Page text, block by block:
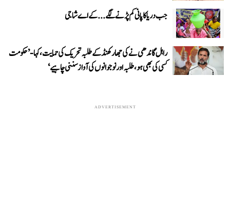
جب دریا کا پانی کم پڑنے لگے...کے اے شاجی
راہل گاندھی نے کی جھارکھنڈ کے طلبہ تحریک کی حمایت، کہا- ’حکومت
کسی کی بھی ہو، طلبہ اور نوجوانوں کی آواز سننی چاہیے‘
ADVERTISEMENT